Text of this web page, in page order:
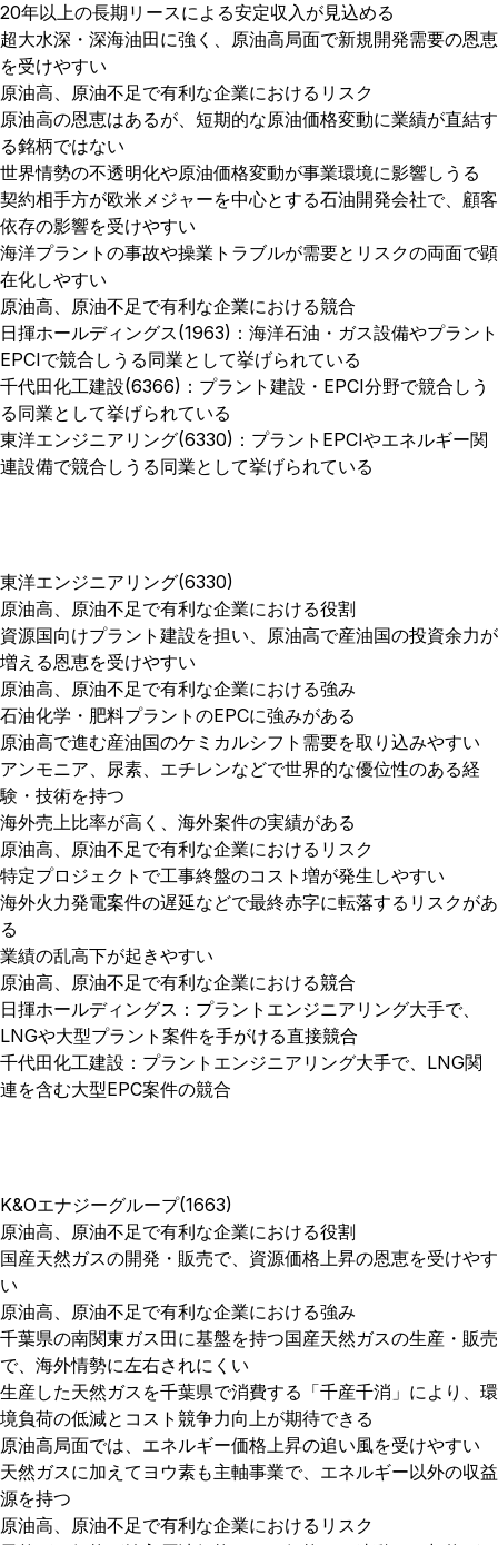
20年以上の長期リースによる安定収入が見込める
超大水深・深海油田に強く、原油高局面で新規開発需要の恩恵
を受けやすい
原油高、原油不足で有利な企業におけるリスク
原油高の恩恵はあるが、短期的な原油価格変動に業績が直結す
る銘柄ではない
世界情勢の不透明化や原油価格変動が事業環境に影響しうる
契約相手方が欧米メジャーを中心とする石油開発会社で、顧客
依存の影響を受けやすい
海洋プラントの事故や操業トラブルが需要とリスクの両面で顕
在化しやすい
原油高、原油不足で有利な企業における競合
日揮ホールディングス(1963)：海洋石油・ガス設備やプラント
EPCIで競合しうる同業として挙げられている
千代田化工建設(6366)：プラント建設・EPCI分野で競合しう
る同業として挙げられている
東洋エンジニアリング(6330)：プラントEPCIやエネルギー関
連設備で競合しうる同業として挙げられている
東洋エンジニアリング(6330)
原油高、原油不足で有利な企業における役割
資源国向けプラント建設を担い、原油高で産油国の投資余力が
増える恩恵を受けやすい
原油高、原油不足で有利な企業における強み
石油化学・肥料プラントのEPCに強みがある
原油高で進む産油国のケミカルシフト需要を取り込みやすい
アンモニア、尿素、エチレンなどで世界的な優位性のある経
験・技術を持つ
海外売上比率が高く、海外案件の実績がある
原油高、原油不足で有利な企業におけるリスク
特定プロジェクトで工事終盤のコスト増が発生しやすい
海外火力発電案件の遅延などで最終赤字に転落するリスクがあ
る
業績の乱高下が起きやすい
原油高、原油不足で有利な企業における競合
日揮ホールディングス：プラントエンジニアリング大手で、
LNGや大型プラント案件を手がける直接競合
千代田化工建設：プラントエンジニアリング大手で、LNG関
連を含む大型EPC案件の競合
K&Oエナジーグループ(1663)
原油高、原油不足で有利な企業における役割
国産天然ガスの開発・販売で、資源価格上昇の恩恵を受けやす
い
原油高、原油不足で有利な企業における強み
千葉県の南関東ガス田に基盤を持つ国産天然ガスの生産・販売
で、海外情勢に左右されにくい
生産した天然ガスを千葉県で消費する「千産千消」により、環
境負荷の低減とコスト競争力向上が期待できる
原油高局面では、エネルギー価格上昇の追い風を受けやすい
天然ガスに加えてヨウ素も主軸事業で、エネルギー以外の収益
源を持つ
原油高、原油不足で有利な企業におけるリスク